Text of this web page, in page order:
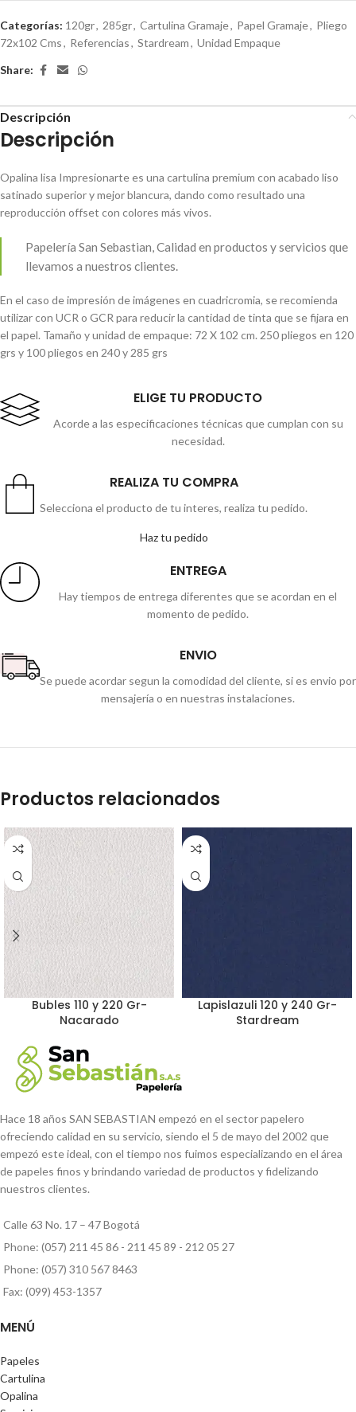
Categorías: 120gr, 285gr, Cartulina Gramaje, Papel Gramaje, Pliego
72x102 Cms, Referencias, Stardream, Unidad Empaque
Share:
Descripción
Descripción
Opalina lisa Impresionarte es una cartulina premium con acabado liso
satinado superior y mejor blancura, dando como resultado una
reproducción offset con colores más vivos.
Papelería San Sebastian, Calidad en productos y servicios que
llevamos a nuestros clientes.
En el caso de impresión de imágenes en cuadricromia, se recomienda
utilizar con UCR o GCR para reducir la cantidad de tinta que se fijara en
el papel. Tamaño y unidad de empaque: 72 X 102 cm. 250 pliegos en 120
grs y 100 pliegos en 240 y 285 grs
ELIGE TU PRODUCTO
Acorde a las especificaciones técnicas que cumplan con su
necesidad.
REALIZA TU COMPRA
Selecciona el producto de tu interes, realiza tu pedido.
Haz tu pedido
ENTREGA
Hay tiempos de entrega diferentes que se acordan en el
momento de pedido.
ENVIO
Se puede acordar segun la comodidad del cliente, si es envio por
mensajería o en nuestras instalaciones.
Productos relacionados
Bubles 110 y 220 Gr-
Nacarado
Lapislazuli 120 y 240 Gr-
Stardream
Hace 18 años SAN SEBASTIAN empezó en el sector papelero
ofreciendo calidad en su servicio, siendo el 5 de mayo del 2002 que
empezó este ideal, con el tiempo nos fuimos especializando en el área
de papeles finos y brindando variedad de productos y fidelizando
nuestros clientes.
Calle 63 No. 17 – 47 Bogotá
Phone: (057) 211 45 86 - 211 45 89 - 212 05 27
Phone: (057) 310 567 8463
Fax: (099) 453-1357
MENÚ
Papeles
Cartulina
Opalina